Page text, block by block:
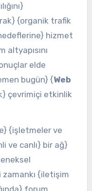
{organik trafik
hizmet
elde
bugün} {Web
çevrimiçi etkinlik
{işletmeler ve
ve canlı} bir ağ}
{iletişim
forum